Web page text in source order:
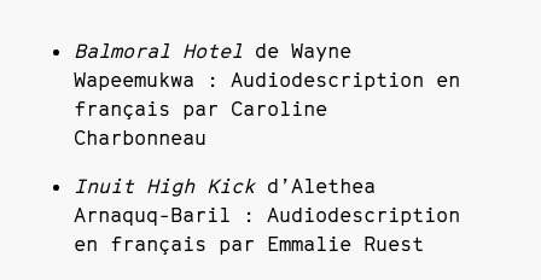
Balmoral Hotel de Wayne
Wapeemukwa : Audiodescription en
français par Caroline
Charbonneau
Inuit High Kickd’Alethea
Arnaquq-Baril : Audiodescription
en français par Emmalie Ruest